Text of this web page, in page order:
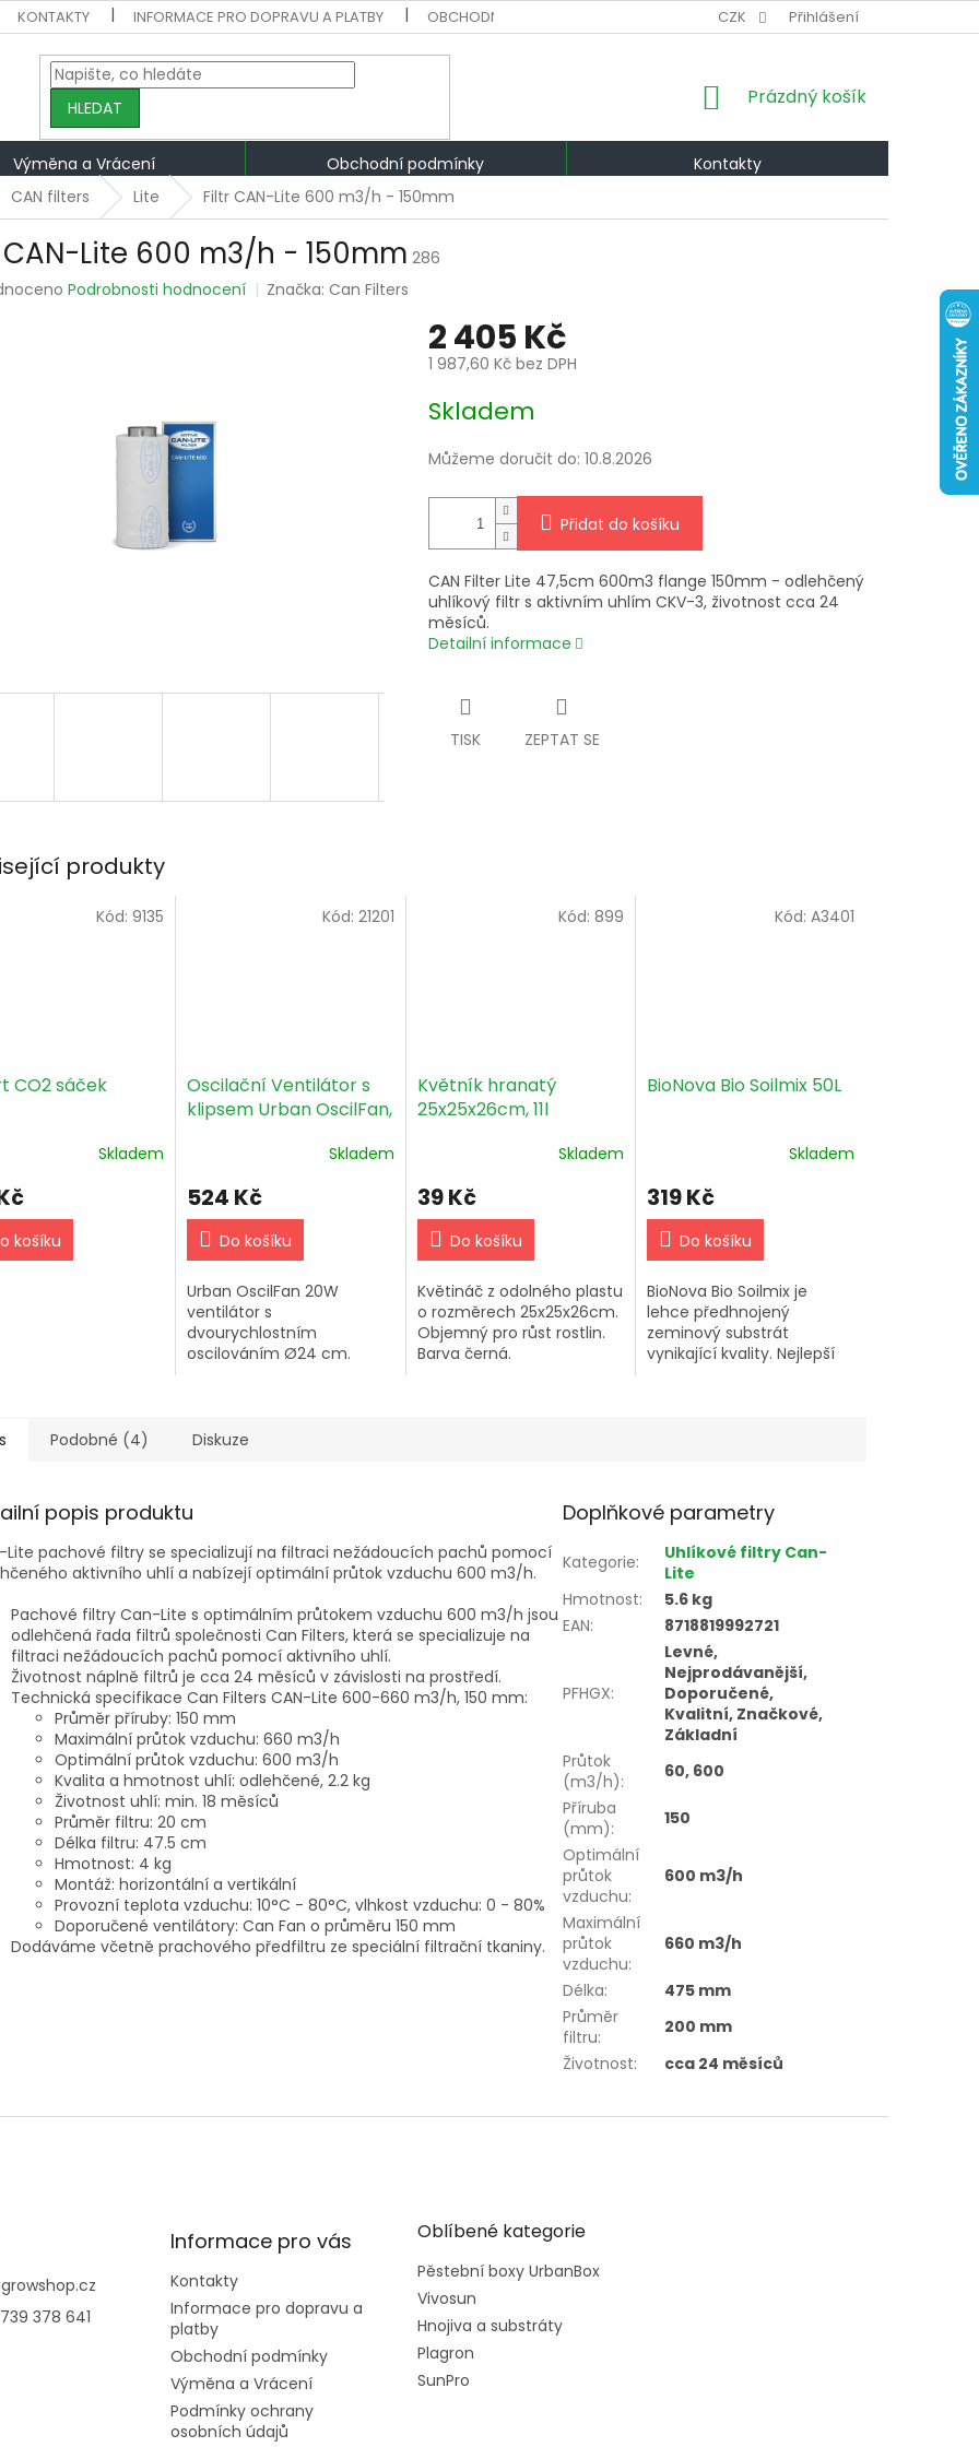
KONTAKTY INFORMACE PRO DOPRAVU A PLATBY OBCHODNÍ PODMÍNKY VÝMĚNA A VRÁCENÍ PODMÍNKY OCHRANY
CZK Přihlášení
HLEDAT
NÁKUPNÍ
Prázdný košík
Výměna a Vrácení Obchodní podmínky
Kontakty
CAN filters Lite Filtr CAN-Lite 600 m3/h - 150mm
CAN-Lite 600 m3/h - 150mm 286
Podrobnosti hodnocení Značka:Can Filters
2 405 Kč
1 987,60 Kč bez DPH
cena:
Skladem
Můžeme doručit do: 10.8.2026
Přidat do košíku
CAN Filter Lite 47,5cm 600m3 flange 150mm - odlehčený
uhlíkový filtr s aktivním uhlím CKV-3, životnost cca 24
měsíců.
Detailní informace
TISK ZEPTAT SE
produkty
CO2 sáček
Skladem
košíku
Kód: 9135
Oscilační Ventilátor s
klipsem Urban OscilFan,
Skladem
524 Kč
Do košíku
Urban OscilFan 20W
ventilátor s
dvourychlostním
oscilováním Ø24 cm.
Kód: 21201
Květník hranatý
25x25x26cm, 11l
Skladem
39 Kč
Do košíku
Květináč z odolného plastu
o rozměrech 25x25x26cm.
Objemný pro růst rostlin.
Barva černá.
Kód: 899
BioNova Bio Soilmix 50L
Skladem
319 Kč
Do košíku
BioNova Bio Soilmix je
lehce předhnojený
zeminový substrát
vynikající kvality. Nejlepší
Kód: A3401
Podobné (4) Diskuze
popis produktu
Lite pachové filtry se specializují na filtraci nežádoucích pachů pomocí
aktivního uhlí a nabízejí optimální průtok vzduchu 600 m3/h.
Pachové filtry Can-Lite s optimálním průtokem vzduchu 600 m3/h jsou
odlehčená řada filtrů společnosti Can Filters, která se specializuje na
filtraci nežádoucích pachů pomocí aktivního uhlí.
Životnost náplně filtrů je cca 24 měsíců v závislosti na prostředí.
Technická specifikace Can Filters CAN-Lite 600-660 m3/h, 150 mm:
Průměr příruby: 150 mm
Maximální průtok vzduchu: 660 m3/h
Optimální průtok vzduchu: 600 m3/h
Kvalita a hmotnost uhlí: odlehčené, 2.2 kg
Životnost uhlí: min. 18 měsíců
Průměr filtru: 20 cm
Délka filtru: 47.5 cm
Hmotnost: 4 kg
Montáž: horizontální a vertikální
Provozní teplota vzduchu: 10°C - 80°C, vlhkost vzduchu: 0 - 80%
Doporučené ventilátory: Can Fan o průměru 150 mm
Dodáváme včetně prachového předfiltru ze speciální filtrační tkaniny.
Doplňkové parametry
Kategorie:
Uhlíkové filtry Can-
Lite
Hmotnost:
5.6 kg
EAN: 8718819992721
PFHGX:
Levné,
Nejprodávanější,
Doporučené,
Kvalitní, Značkové,
Základní
Průtok
(m3/h):
60, 600
Příruba
(mm):
150
Optimální
průtok
vzduchu:
600 m3/h
Maximální
průtok
vzduchu:
660 m3/h
Délka:
475 mm
Průměr
filtru:
200 mm
Životnost: cca 24 měsíců
growshop.cz
378 641
Informace pro vás
Kontakty
Informace pro dopravu a
platby
Obchodní podmínky
Výměna a Vrácení
Podmínky ochrany
osobních údajů
Oblíbené kategorie
Pěstební boxy UrbanBox
Vivosun
Hnojiva a substráty
Plagron
SunPro